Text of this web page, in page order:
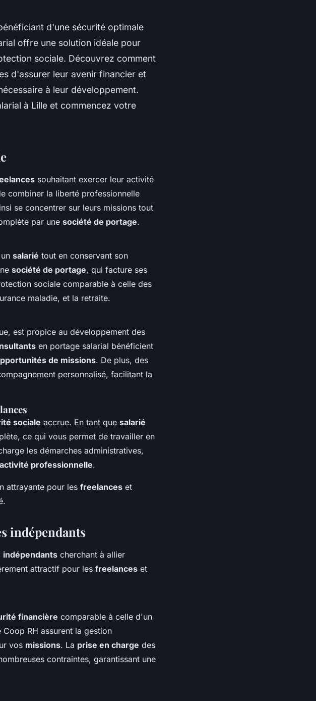
d'une sécurité optimale
offre une solution idéale pour
sociale. Découvrez comment
d'assurer leur avenir financier et
à leur développement.
à Lille et commencez votre
souhaitant exercer leur activité
combiner la liberté professionnelle
se concentrer sur leurs missions tout
par une société de portage.
salarié tout en conservant son
société de portage, qui facture ses
sociale comparable à celle des
maladie, et la retraite.
est propice au développement des
en portage salarial bénéficient
de missions. De plus, des
personnalisé, facilitant la
sociale accrue. En tant que salarié
ce qui vous permet de travailler en
les démarches administratives,
activité professionnelle.
attrayante pour les freelances et
indépendants
indépendants cherchant à allier
attractif pour les freelances et
financière comparable à celle d'un
Coop RH assurent la gestion
vos missions. La prise en charge des
contraintes, garantissant une